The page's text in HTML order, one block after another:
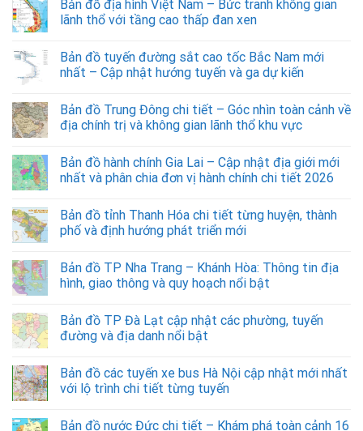
Bản đồ địa hình Việt Nam – Bức tranh không gian
lãnh thổ với tầng cao thấp đan xen
Bản đồ tuyến đường sắt cao tốc Bắc Nam mới
nhất – Cập nhật hướng tuyến và ga dự kiến
Bản đồ Trung Đông chi tiết – Góc nhìn toàn cảnh về
địa chính trị và không gian lãnh thổ khu vực
Bản đồ hành chính Gia Lai – Cập nhật địa giới mới
nhất và phân chia đơn vị hành chính chi tiết 2026
Bản đồ tỉnh Thanh Hóa chi tiết từng huyện, thành
phố và định hướng phát triển mới
Bản đồ TP Nha Trang – Khánh Hòa: Thông tin địa
hình, giao thông và quy hoạch nổi bật
Bản đồ TP Đà Lạt cập nhật các phường, tuyến
đường và địa danh nổi bật
Bản đồ các tuyến xe bus Hà Nội cập nhật mới nhất
với lộ trình chi tiết từng tuyến
Bản đồ nước Đức chi tiết – Khám phá toàn cảnh 16